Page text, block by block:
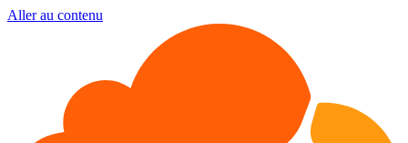
Aller au contenu